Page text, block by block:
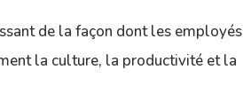
de la façon dont les employés
la culture, la productivité et la